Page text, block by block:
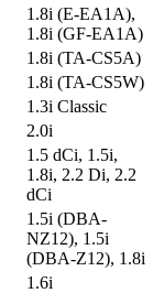
1.8i (E-EA1A),
1.8i (GF-EA1A)
1.8i (TA-CS5A)
1.8i (TA-CS5W)
1.3i Classic
2.0i
1.5 dCi, 1.5i,
1.8i, 2.2 Di, 2.2
dCi
1.5i (DBA-
NZ12), 1.5i
(DBA-Z12), 1.8i
1.6i